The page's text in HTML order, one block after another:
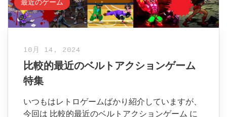
最近のゲーム
10月 14, 2024
比較的最近のベルトアクションゲーム
特集
いつもはレトロゲームばかり紹介していますが、
今回は 比較的最近のベルトアクションゲーム に